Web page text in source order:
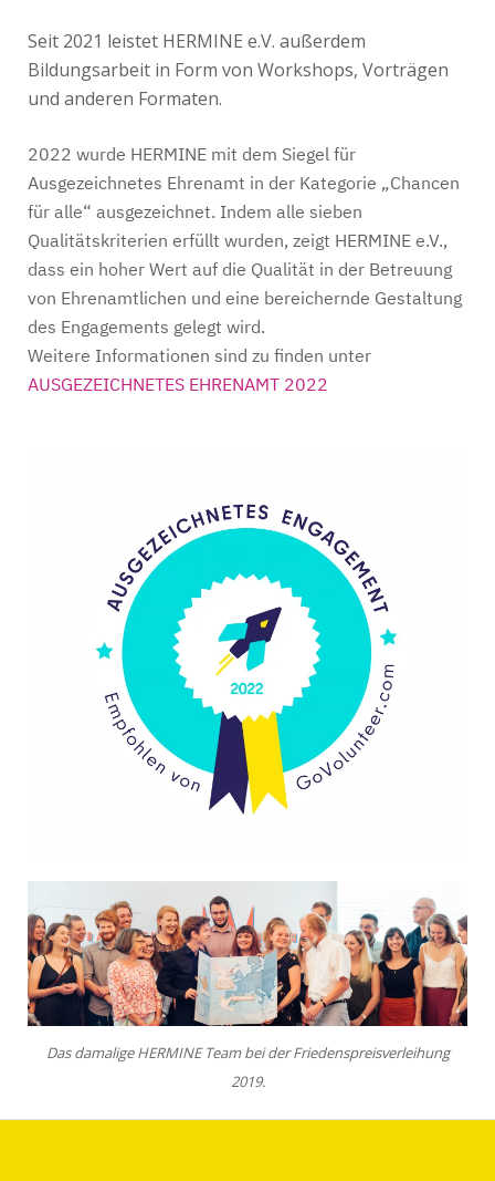
Seit 2021 leistet HERMINE e.V. außerdem
Bildungsarbeit in Form von Workshops, Vorträgen
und anderen Formaten.
2022 wurde HERMINE mit dem Siegel für
Ausgezeichnetes Ehrenamt in der Kategorie „Chancen
für alle“ ausgezeichnet. Indem alle sieben
Qualitätskriterien erfüllt wurden, zeigt HERMINE e.V.,
dass ein hoher Wert auf die Qualität in der Betreuung
von Ehrenamtlichen und eine bereichernde Gestaltung
des Engagements gelegt wird.
Weitere Informationen sind zu finden unter
AUSGEZEICHNETES EHRENAMT 2022
Das damalige HERMINE Team bei der Friedenspreisverleihung
2019.